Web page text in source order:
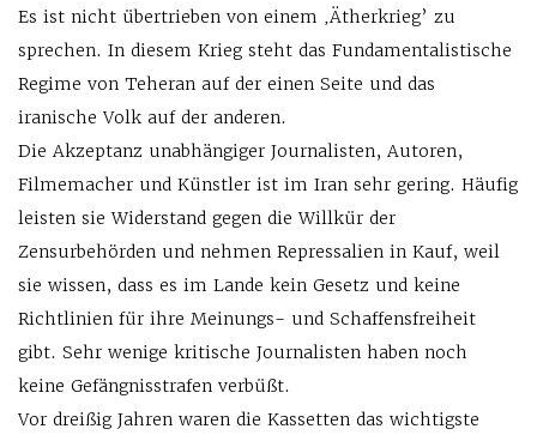
Es ist nicht übertrieben von einem ‚Ätherkrieg’ zu
sprechen. In diesem Krieg steht das Fundamentalistische
Regime von Teheran auf der einen Seite und das
iranische Volk auf der anderen.
Die Akzeptanz unabhängiger Journalisten, Autoren,
Filmemacher und Künstler ist im Iran sehr gering. Häufig
leisten sie Widerstand gegen die Willkür der
Zensurbehörden und nehmen Repressalien in Kauf, weil
sie wissen, dass es im Lande kein Gesetz und keine
Richtlinien für ihre Meinungs- und Schaffensfreiheit
gibt. Sehr wenige kritische Journalisten haben noch
keine Gefängnisstrafen verbüßt.
Vor dreißig Jahren waren die Kassetten das wichtigste